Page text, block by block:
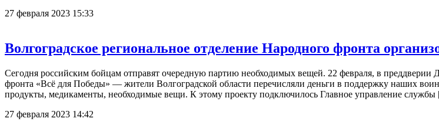
27 февраля 2023 15:33
Волгоградское региональное отделение Народного фронта
Сегодня российским бойцам отправят очередную партию необходимых вещей. 22 февраля, в преддверии
фронта «Всё для Победы» — жители Волгоградской области перечисляли деньги в поддержку наших
продукты, медикаменты, необходимые вещи. К этому проекту подключилось Главное управление
27 февраля 2023 14:42